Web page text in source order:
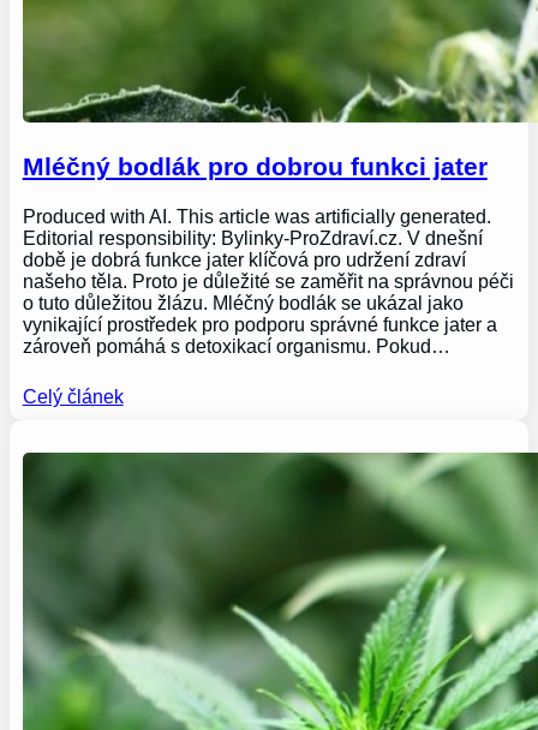
Mléčný bodlák pro dobrou funkci jater
Produced with AI. This article was artificially generated.
Editorial responsibility: Bylinky-ProZdraví.cz. V dnešní
době je dobrá funkce jater klíčová pro udržení zdraví
našeho těla. Proto je důležité se zaměřit na správnou péči
o tuto důležitou žlázu. Mléčný bodlák se ukázal jako
vynikající prostředek pro podporu správné funkce jater a
zároveň pomáhá s detoxikací organismu. Pokud…
Celý článek